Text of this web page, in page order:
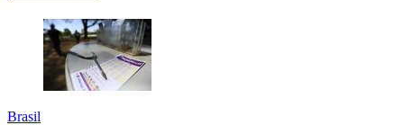
Brasil